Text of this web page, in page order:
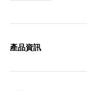
產品資訊